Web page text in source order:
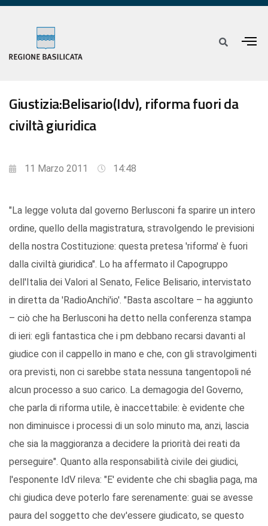
Giustizia:Belisario(Idv), riforma fuori da
civiltà giuridica
11 Marzo 2011 14:48
"La legge voluta dal governo Berlusconi fa sparire un intero
ordine, quello della magistratura, stravolgendo le previsioni
della nostra Costituzione: questa pretesa 'riforma' è fuori
dalla civiltà giuridica". Lo ha affermato il Capogruppo
dell'Italia dei Valori al Senato, Felice Belisario, intervistato
in diretta da 'RadioAnchi'io'. "Basta ascoltare – ha aggiunto
– ciò che ha Berlusconi ha detto nella conferenza stampa
di ieri: egli fantastica che i pm debbano recarsi davanti al
giudice con il cappello in mano e che, con gli stravolgimenti
ora previsti, non ci sarebbe stata nessuna tangentopoli né
alcun processo a suo carico. La demagogia del Governo,
che parla di riforma utile, è inaccettabile: è evidente che
non diminuisce i processi di un solo minuto ma, anzi, lascia
che sia la maggioranza a decidere la priorità dei reati da
perseguire". Quanto alla responsabilità civile dei giudici,
l'esponente IdV rileva: "E' evidente che chi sbaglia paga, ma
chi giudica deve poterlo fare serenamente: guai se avesse
paura del soggetto che dev'essere giudicato, se questo